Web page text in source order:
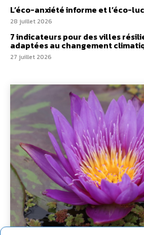
L’éco-anxiété informe et l’éco-
28 juillet 2026
7 indicateurs pour des villes
adaptées au changement
27 juillet 2026